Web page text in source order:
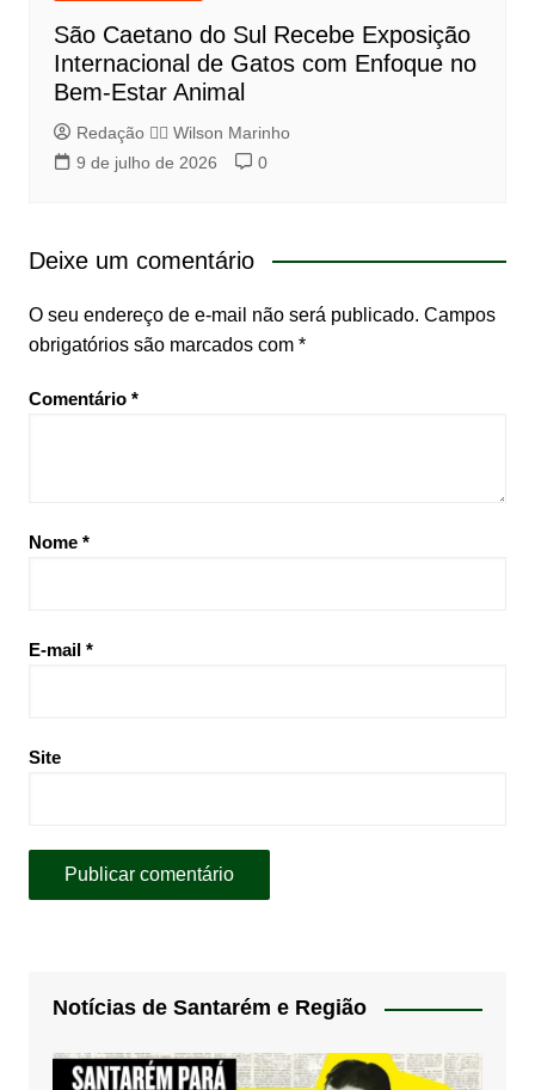
São Caetano do Sul Recebe Exposição
Internacional de Gatos com Enfoque no
Bem-Estar Animal
Redação 👨‍⚖️​ Wilson Marinho
9 de julho de 2026
0
Deixe um comentário
O seu endereço de e-mail não será publicado. Campos
obrigatórios são marcados com *
Comentário *
Nome *
E-mail *
Site
Notícias de Santarém e Região